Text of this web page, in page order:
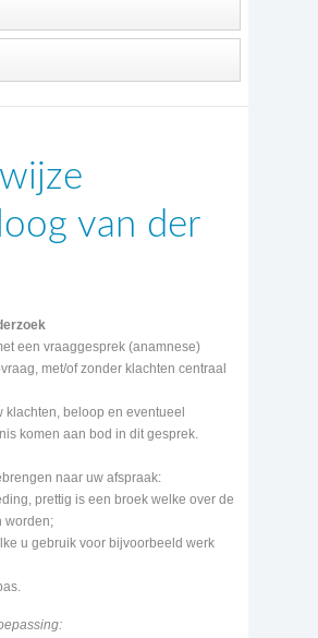
van der
een vraaggesprek (anamnese)
met/of zonder klachten centraal
klachten, beloop en eventueel
komen aan bod in dit gesprek.
naar uw afspraak:
prettig is een broek welke over de
worden;
u gebruik voor bijvoorbeeld werk